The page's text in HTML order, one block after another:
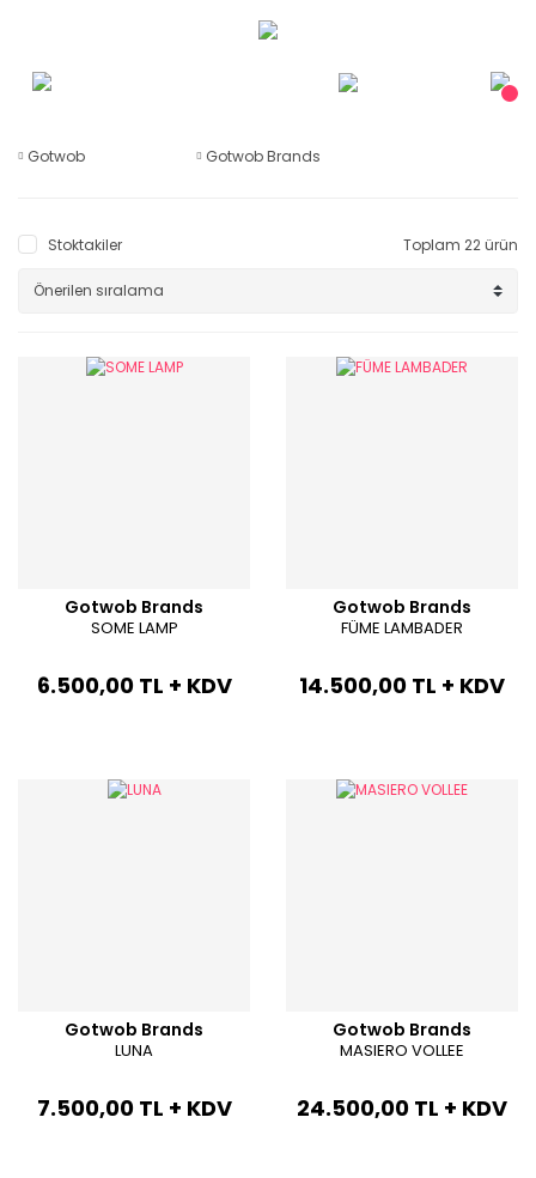
Gotwob Gotwob Brands
Stoktakiler Toplam 22 ürün
Gotwob Brands
SOME LAMP
6.500,00 TL + KDV
Gotwob Brands
FÜME LAMBADER
14.500,00 TL + KDV
Gotwob Brands
LUNA
7.500,00 TL + KDV
Gotwob Brands
MASIERO VOLLEE
24.500,00 TL + KDV